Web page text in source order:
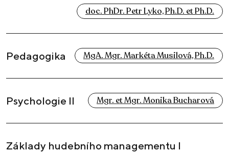
doc. PhDr. Petr Lyko, Ph.D. et Ph.D.
Pedagogika MgA. Mgr. Markéta Musilová, Ph.D.
Psychologie II Mgr. et Mgr. Monika Bucharová
Základy hudebního managementu I